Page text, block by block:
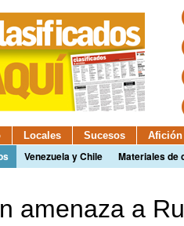
Locales Sucesos Afición
Venezuela y Chile Materiales de
amenaza a